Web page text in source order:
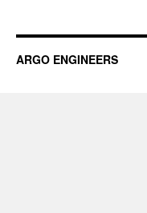
ARGO ENGINEERS